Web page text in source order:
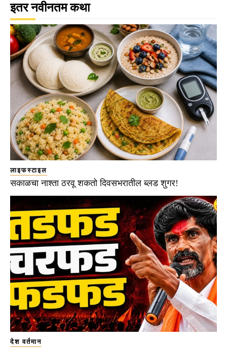
इतर नवीनतम कथा
लाइफस्टाइल
सकाळचा नाश्ता ठरवू शकतो दिवसभरातील ब्लड शुगर!
देश वर्तमान